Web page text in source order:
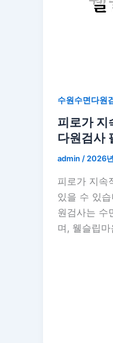
수원수면다원
피로가 지
다원검사
admin /2026
피로가 지속
있을 수 있
원검사는 수
며, 웰슬립